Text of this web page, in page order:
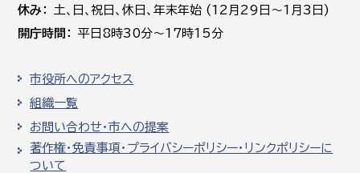
休み
土､日､祝日、休日、年末年始 (12月29日～1月3日)
開庁時間
平日8時30分～17時15分
市役所へのアクセス
組織一覧
お問い合わせ・市への提案
著作権・免責事項・プライバシーポリシー・リンクポリシーに
ついて